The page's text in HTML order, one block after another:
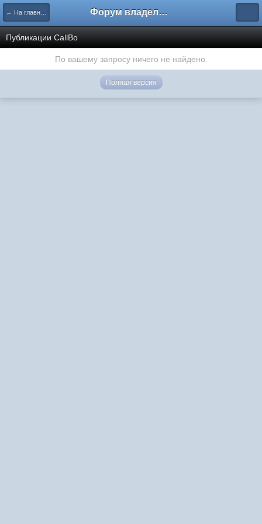
← На главную Форум владельцев интернет-магазинов
Публикации CallBo
По вашему запросу ничего не найдено.
Полная версия